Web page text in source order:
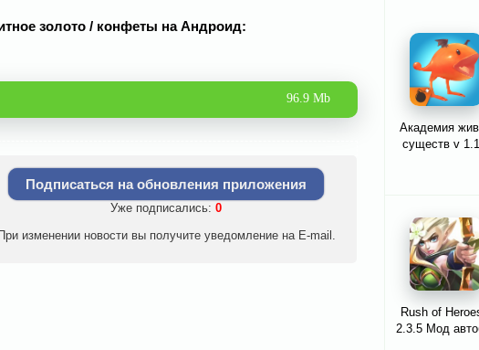
золото / конфеты на Андроид:
96.9 Mb
Подписаться на обновления приложения
Уже подписались: 0
При изменении новости вы получите уведомление на E-mail.
Академия
существ v
Rush of
2.3.5 Мод